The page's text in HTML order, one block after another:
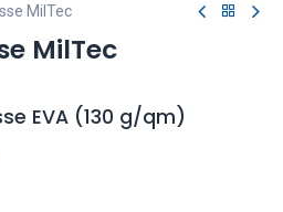
MilTec
MilTec
EVA (130 g/qm)